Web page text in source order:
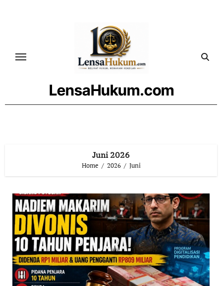
LensaHukum.com
Juni 2026
Home 2026 Juni